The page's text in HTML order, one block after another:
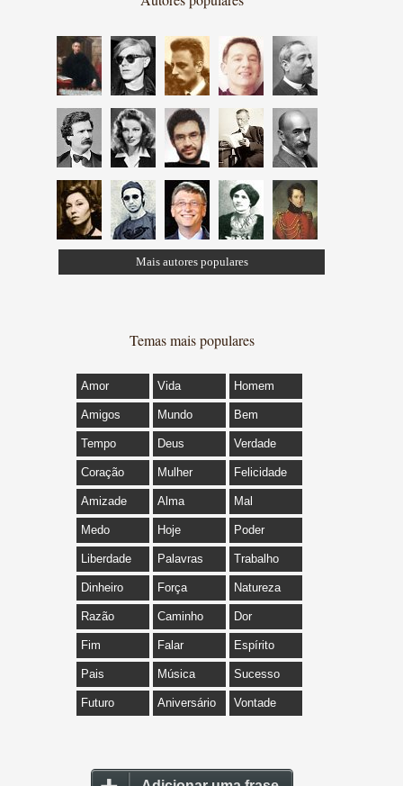
Mais autores populares
Temas mais populares
Amor Vida Homem
Amigos Mundo Bem
Tempo Deus Verdade
Coração Mulher Felicidade
Amizade Alma Mal
Medo Hoje Poder
Liberdade Palavras Trabalho
Dinheiro Força Natureza
Razão Caminho Dor
Fim Falar Espírito
Pais Música Sucesso
Futuro Aniversário Vontade